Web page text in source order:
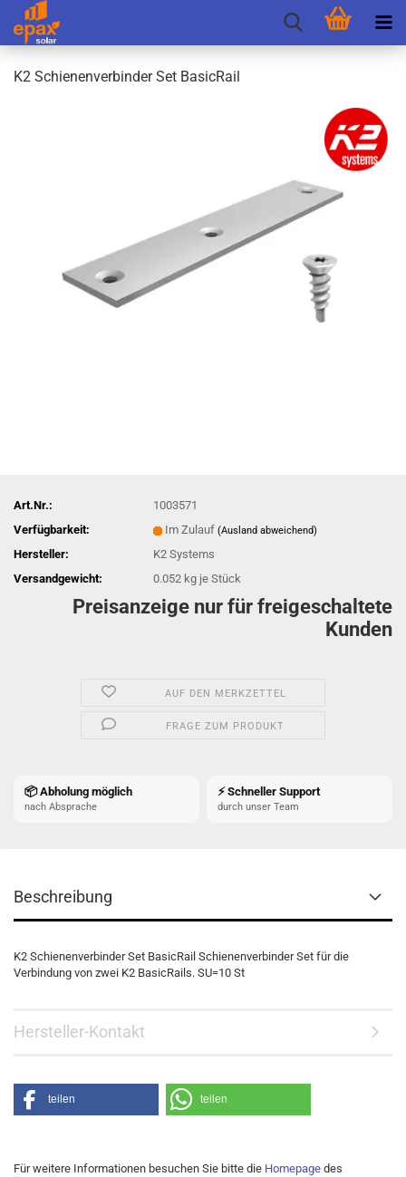
K2 Schie­nen­ver­bin­der Set Ba­si­cRail
Art.Nr.:
1003571
Verfügbarkeit:
Im Zulauf (Ausland abweichend)
Hersteller:
K2 Systems
Versandgewicht:
0.052 kg je Stück
Preisanzeige nur für freigeschaltete
Kunden
AUF DEN MERKZETTEL
FRAGE ZUM PRODUKT
📦 Abholung möglich
nach Absprache
⚡ Schneller Support
durch unser Team
Beschreibung
K2 Schienenverbinder Set BasicRail Schienenverbinder Set für die
Verbindung von zwei K2 BasicRails. SU=10 St
Hersteller-Kontakt
teilen teilen
Für weitere Informationen besuchen Sie bitte die Homepage des